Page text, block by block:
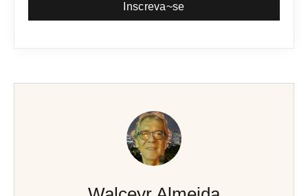
Inscreva~se